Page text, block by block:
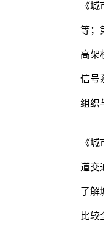
《
等；
高架
信号
组织
《
道交
了解
比较